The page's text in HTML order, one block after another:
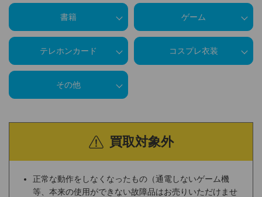
書籍 ゲーム
テレホンカード コスプレ衣装
その他
買取対象外
正常な動作をしなくなったもの（通電しないゲーム機
等、本来の使用ができない故障品はお売りいただけませ